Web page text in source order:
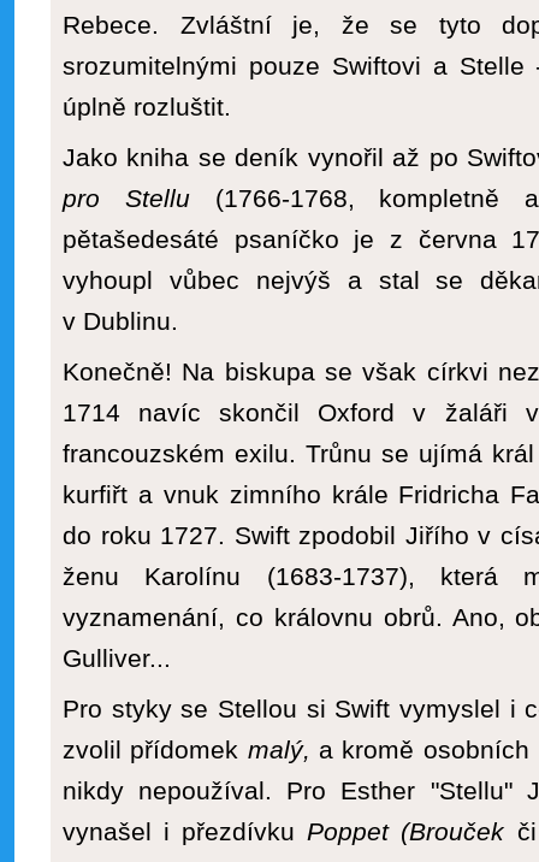
Rebece. Zvláštní je, že se tyto
srozumitelnými pouze Swiftovi a
úplně rozluštit.
Jako kniha se deník vynořil až po
pro Stellu (1766-1768,
pětašedesáté psaníčko je z června
vyhoupl vůbec nejvýš a stal se
v Dublinu.
Konečně! Na biskupa se však církvi
1714 navíc skončil Oxford v žaláři
francouzském exilu. Trůnu se ujímá
kurfiřt a vnuk zimního krále Fridricha
do roku 1727. Swift zpodobil Jiřího v
ženu Karolínu (1683-1737), která
vyznamenání, co královnu obrů. Ano,
Gulliver...
Pro styky se Stellou si Swift vymyslel i
zvolil přídomek malý, a kromě
nikdy nepoužíval. Pro Esther "Stellu"
vynašel i přezdívkuPoppet (Brouček